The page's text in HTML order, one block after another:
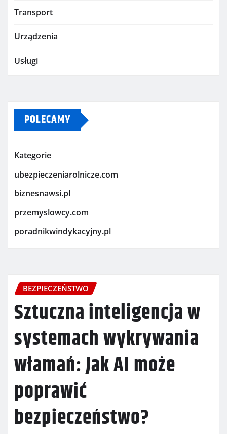
Transport
Urządzenia
Usługi
POLECAMY
Kategorie
ubezpieczeniarolnicze.com
biznesnawsi.pl
przemyslowcy.com
poradnikwindykacyjny.pl
BEZPIECZEŃSTWO
Sztuczna inteligencja w
systemach wykrywania
włamań: Jak AI może
poprawić
bezpieczeństwo?